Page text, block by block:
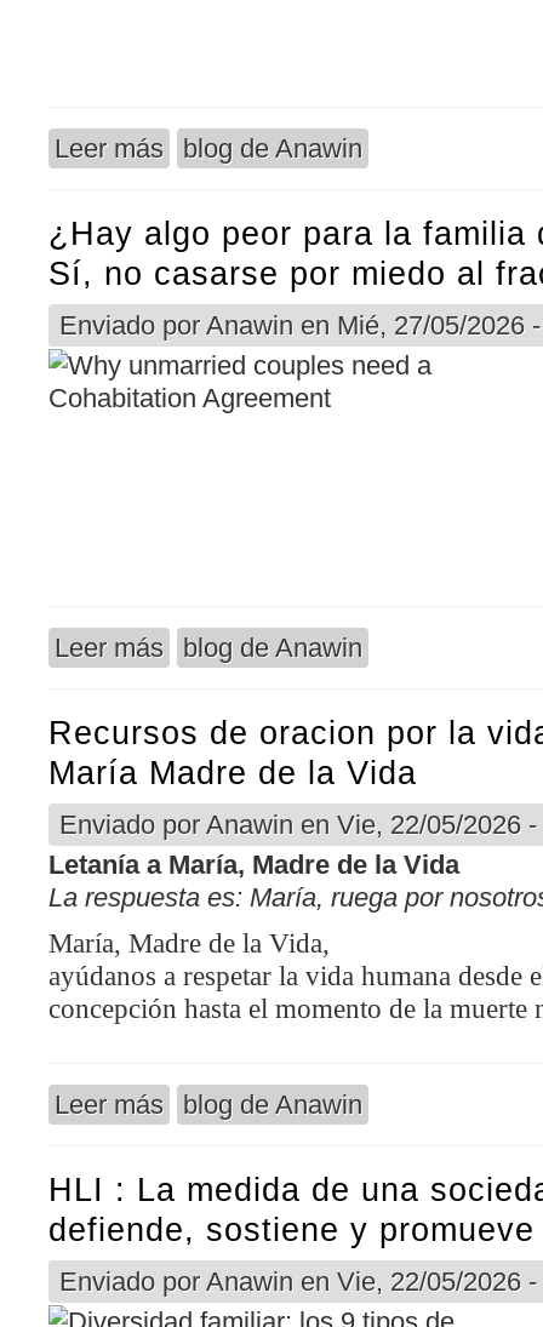
Leer más sobre El Papa denuncia ante
blog de Anawin
¿Hay algo peor para la familia
Sí, no casarse por miedo al
Enviado porAnawin en Mié, 27/05/2026
Leer más sobre ¿Hay algo peor para la familia que el
blog de Anawin
Recursos de oracion por la
María Madre de la Vida
Enviado porAnawin en Vie, 22/05/2026
Letanía a María, Madre de la Vida
La respuesta es: María, ruega por
María, Madre de la Vida,
ayúdanos a respetar la vida humana desde
concepción hasta el momento de la muerte
Leer más sobre Recursos de oracion por la vida :
blog de Anawin
HLI : La medida de una
defiende, sostiene y
Enviado porAnawin en Vie, 22/05/2026